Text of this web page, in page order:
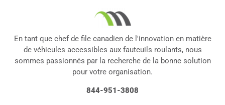
En tant que chef de file canadien de l'innovation en matière
de véhicules accessibles aux fauteuils roulants, nous
sommes passionnés par la recherche de la bonne solution
pour votre organisation.
844-951-3808